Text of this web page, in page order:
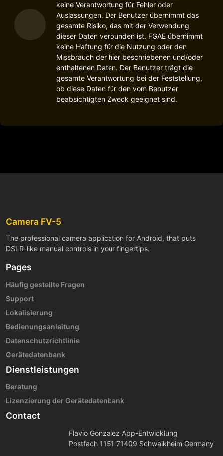
keine Verantwortung für Fehler oder
Auslassungen. Der Benutzer übernimmt das
gesamte Risiko, das mit der Verwendung
dieser Daten verbunden ist. FGAE übernimmt
keine Haftung für die Nutzung oder den
Missbrauch der hier beschriebenen und/oder
enthaltenen Daten. Der Benutzer trägt die
gesamte Verantwortung bei der Feststellung,
ob diese Daten für den vom Benutzer
beabsichtigten Zweck geeignet sind.
Camera FV-5
The professional camera application for Android, that puts
DSLR-like manual controls in your fingertips.
Pages
Häufig gestellte Fragen
Support
Lokalisierung
Bedienungsanleitung
Datenschutzrichtlinie
Gerätedatenbank
Dienstleistungen
Beratung
Lizenzierung der Gerätedatenbank
Contact
Flavio Gonzalez App-Entwicklung
Postfach 1151 71409 Schwaikheim Germany